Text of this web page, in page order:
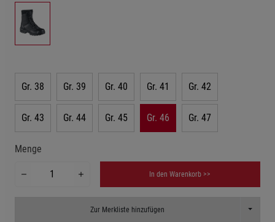
Gr. 38 Gr. 39 Gr. 40 Gr. 41 Gr. 42
Gr. 43 Gr. 44 Gr. 45 Gr. 46 Gr. 47
Menge
In den Warenkorb >>
Zur Merkliste hinzufügen Toggle